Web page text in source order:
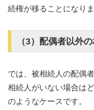
続権が移ることになりま
（3）配偶者以外
では、被相続人の配偶
相続人がいない場合は
のようなケースです。